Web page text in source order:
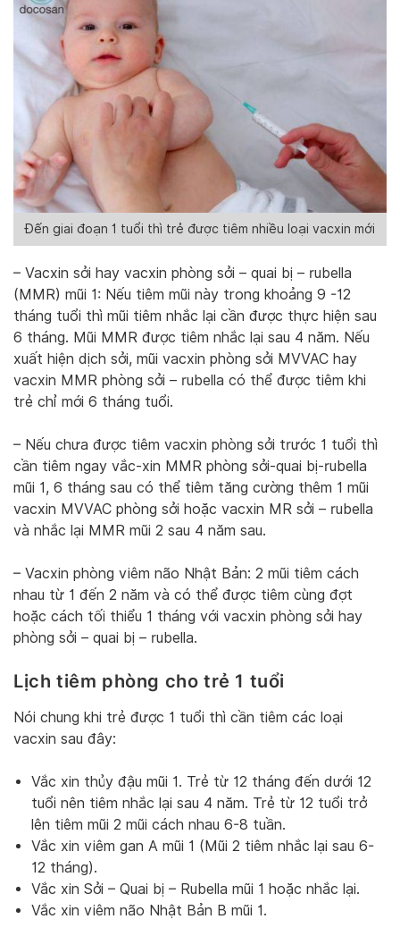
Đến giai đoạn 1 tuổi thì trẻ được tiêm nhiều loại vacxin mới
– Vacxin sởi hay vacxin phòng sởi – quai bị – rubella
(MMR) mũi 1: Nếu tiêm mũi này trong khoảng 9 -12
tháng tuổi thì mũi tiêm nhắc lại cần được thực hiện sau
6 tháng. Mũi MMR được tiêm nhắc lại sau 4 năm. Nếu
xuất hiện dịch sởi, mũi vacxin phòng sởi MVVAC hay
vacxin MMR phòng sởi – rubella có thể được tiêm khi
trẻ chỉ mới 6 tháng tuổi.
– Nếu chưa được tiêm vacxin phòng sởi trước 1 tuổi thì
cần tiêm ngay vắc-xin MMR phòng sởi-quai bị-rubella
mũi 1, 6 tháng sau có thể tiêm tăng cường thêm 1 mũi
vacxin MVVAC phòng sởi hoặc vacxin MR sởi – rubella
và nhắc lại MMR mũi 2 sau 4 năm sau.
– Vacxin phòng viêm não Nhật Bản: 2 mũi tiêm cách
nhau từ 1 đến 2 năm và có thể được tiêm cùng đợt
hoặc cách tối thiểu 1 tháng với vacxin phòng sởi hay
phòng sởi – quai bị – rubella.
Lịch tiêm phòng cho trẻ 1 tuổi
Nói chung khi trẻ được 1 tuổi thì cần tiêm các loại
vacxin sau đây:
Vắc xin thủy đậu mũi 1. Trẻ từ 12 tháng đến dưới 12
tuổi nên tiêm nhắc lại sau 4 năm. Trẻ từ 12 tuổi trở
lên tiêm mũi 2 mũi cách nhau 6-8 tuần.
Vắc xin viêm gan A mũi 1 (Mũi 2 tiêm nhắc lại sau 6-
12 tháng).
Vắc xin Sởi – Quai bị – Rubella mũi 1 hoặc nhắc lại.
Vắc xin viêm não Nhật Bản B mũi 1.